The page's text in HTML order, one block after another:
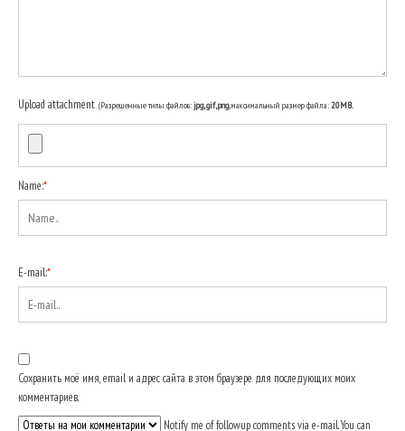
Upload attachment (Разрешенные типы файлов:jpg, gif, png, максимальный размер файла:20MB.
Name:*
E-mail:*
Сохранить моё имя, email и адрес сайта в этом браузере для последующих моих
комментариев.
Notify me of followup comments via e-mail. You can